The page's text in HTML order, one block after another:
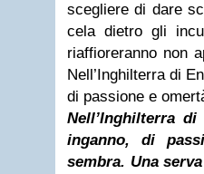
scegliere di dare
cela dietro gli
riaffioreranno non
Nell’Inghilterra di
di passione e
Nell’Inghilterra
inganno, di
sembra. Una